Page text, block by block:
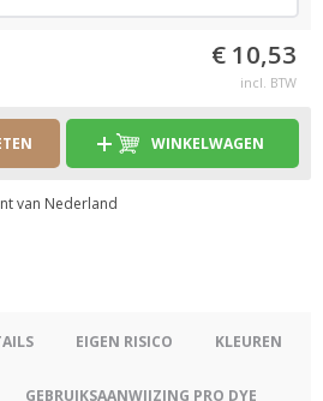
€ 10,53
incl. BTW
WINKELWAGEN
van Nederland
EIGEN RISICO KLEUREN
GEBRUIKSAANWIJZING PRO DYE